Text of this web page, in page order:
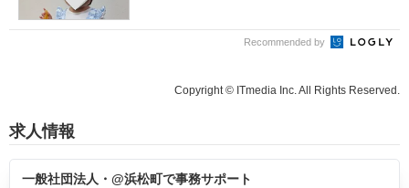
Recommended by
Copyright © ITmedia Inc. All Rights Reserved.
求人情報
一般社団法人・@浜松町で事務サポート